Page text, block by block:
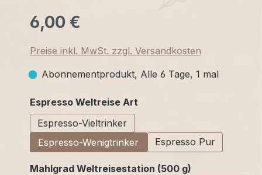
6,00 €
Preise inkl. MwSt. zzgl. Versandkosten
Abonnementprodukt, Alle 6 Tage, 1 mal
Espresso Weltreise Artauswählen
Espresso-Vieltrinker
Espresso-Wenigtrinker
Espresso Pur
Mahlgrad Weltreisestation (500 g)